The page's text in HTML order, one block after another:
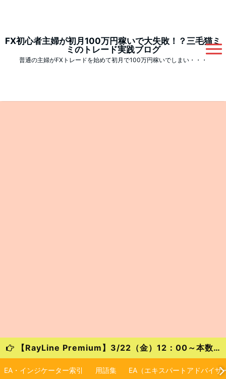
FX初心者主婦が初月100万円稼いで大失敗！？三毛猫ミ
ミのトレード実践ブログ
普通の主婦がFXトレードを始めて初月で100万円稼いでしまい・・・
【RayLine Premium】3/22（金）12：00～本数限定の大特価キャンペーンが始まります！
EA・インジケーター索引 用語集 EA（エキスパートアドバイザ